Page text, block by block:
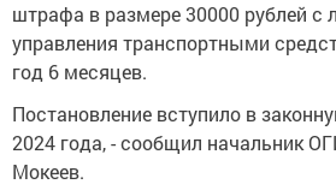
штрафа в размере 30000 рублей с
управления транспортными
год 6 месяцев.
Постановление вступило в
2024 года, - сообщил начальник
Мокеев.